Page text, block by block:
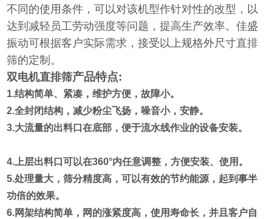
不同的使用条件，可以对该机型作针对性的改型，以
达到减轻员工劳动强度等问题，提高生产效率。佳盛
振动可根据客户实际需求，接受以上规格外尺寸直排
筛的定制。
双电机直排筛产品特点:
1.结构简单、紧凑，维护方便，故障小。
2.全封闭结构，减少粉尘飞扬，噪音小，安静。
3.大流量的出料口在底部，便于流水线作业的设备安装。
4.上层出料口可以在360°内任意调整，方便安装、使用。
5.处理量大，筛分精度高，可以有效的节约能源，起到事半
功倍的效果。
6.网架结构简单，网的涨紧度高，使用寿命长，并且客户自